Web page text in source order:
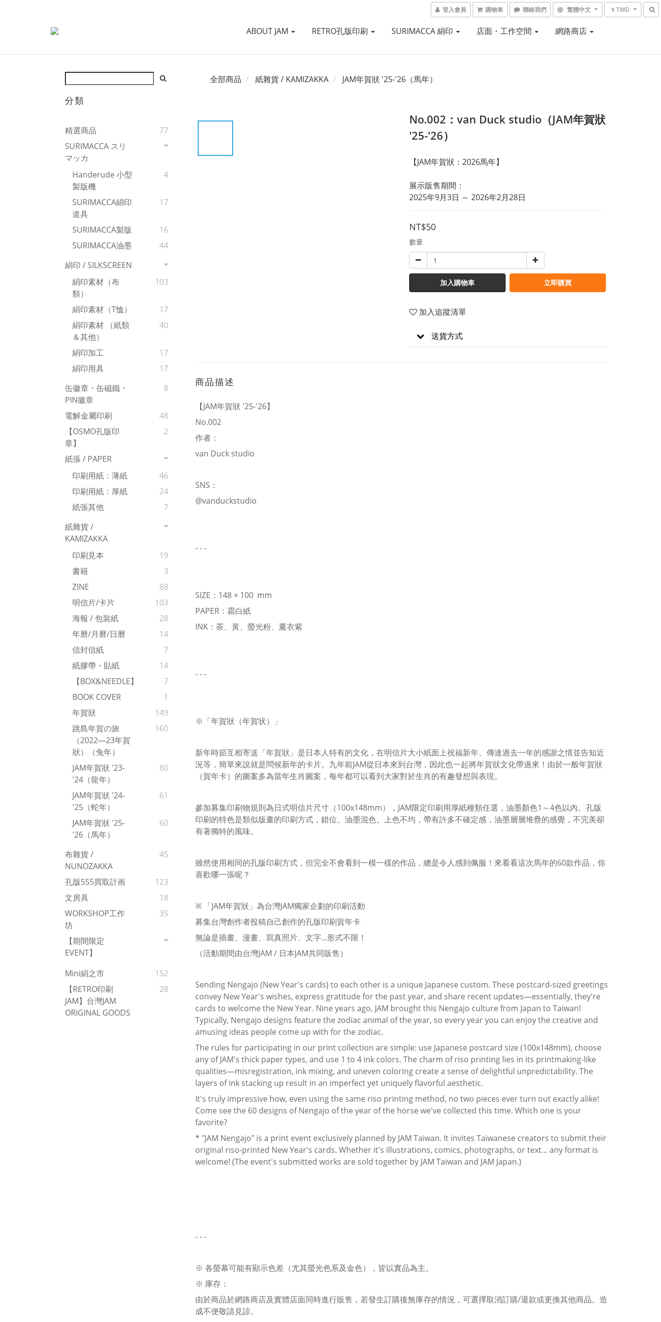
登入會員 購物車 聯絡我們 繁體中文 $ TWD
ABOUT JAM RETRO孔版印刷 SURIMACCA 絹印 店面・工作空間 網路商店
分類
精選商品
77
SURIMACCA スリ
マッカ
Handerude 小型
製版機
4
SURIMACCA絹印
道具
17
SURIMACCA製版
16
SURIMACCA油墨
44
絹印 / SILKSCREEN
絹印素材（布
類）
103
絹印素材（T恤）
17
絹印素材 （紙類
＆其他）
40
絹印加工
17
絹印用具
17
缶徽章・缶磁鐵・
PIN徽章
8
電解金屬印刷
48
【OSMO孔版印
章】
2
紙張 / PAPER
印刷用紙：薄紙
46
印刷用紙：厚紙
24
紙張其他
7
紙雜貨 /
KAMIZAKKA
印刷見本
19
書籍
3
ZINE
88
明信片/卡片
103
海報 / 包裝紙
28
年曆/月曆/日曆
14
信封信紙
7
紙膠帶・貼紙
14
【BOX&NEEDLE】
7
BOOK COVER
1
年賀狀
149
跳島年賀の旅
（2022—23年賀
狀）（兔年）
160
JAM年賀狀 '23-
'24（龍年）
80
JAM年賀狀 '24-
'25（蛇年）
61
JAM年賀狀 '25-
'26（馬年）
60
布雜貨 /
NUNOZAKKA
45
孔版555買取計画
123
文房具
18
WORKSHOP工作
坊
35
【期間限定
EVENT】
Mini絹之市
152
【RETRO印刷
JAM】台灣JAM
ORIGINAL GOODS
28
全部商品 紙雜貨 / KAMIZAKKA JAM年賀狀 '25-'26（馬年）
No.002：van Duck studio（JAM年賀狀
'25-'26）
【JAM年賀狀：2026馬年】
展示販售期間：
2025年9月3日 ～ 2026年2月28日
NT$50
數量
加入購物車 立即購買
加入追蹤清單
送貨方式
商品描述
【JAM年賀狀 '25-'26】
No.002
作者：
van Duck studio
SNS：
@vanduckstudio
- - -
SIZE：148 × 100 mm
PAPER：霜白紙
INK：茶、黃、螢光粉、薰衣紫
- - -
※「年賀狀（年賀状）」
新年時節互相寄送「年賀狀」是日本人特有的文化，在明信片大小紙面上祝福新年、傳達過去一年的感謝之情並告知近
況等，簡單來說就是問候新年的卡片。九年前JAM從日本來到台灣，因此也一起將年賀狀文化帶過來！由於一般年賀狀
（賀年卡）的圖案多為當年生肖圖案，每年都可以看到大家對於生肖的有趣發想與表現。
參加募集印刷物規則為日式明信片尺寸（100x148mm），JAM限定印刷用厚紙種類任選，油墨顏色1～4色以內。孔版
印刷的特色是類似版畫的印刷方式，錯位、油墨混色、上色不均，帶有許多不確定感，油墨層層堆疊的感覺，不完美卻
有著獨特的風味。
雖然使用相同的孔版印刷方式，但完全不會看到一模一樣的作品，總是令人感到佩服！來看看這次馬年的60款作品，你
喜歡哪一張呢？
※ 「JAM年賀狀」為台灣JAM獨家企劃的印刷活動
募集台灣創作者投稿自己創作的孔版印刷賀年卡
無論是插畫、漫畫、寫真照片、文字...形式不限！
（活動期間由台灣JAM / 日本JAM共同販售）
Sending Nengajo (New Year's cards) to each other is a unique Japanese custom. These postcard-sized greetings
convey New Year's wishes, express gratitude for the past year, and share recent updates—essentially, they're
cards to welcome the New Year. Nine years ago, JAM brought this Nengajo culture from Japan to Taiwan!
Typically, Nengajo designs feature the zodiac animal of the year, so every year you can enjoy the creative and
amusing ideas people come up with for the zodiac.
The rules for participating in our print collection are simple: use Japanese postcard size (100x148mm), choose
any of JAM's thick paper types, and use 1 to 4 ink colors. The charm of riso printing lies in its printmaking-like
qualities—misregistration, ink mixing, and uneven coloring create a sense of delightful unpredictability. The
layers of ink stacking up result in an imperfect yet uniquely flavorful aesthetic.
It's truly impressive how, even using the same riso printing method, no two pieces ever turn out exactly alike!
Come see the 60 designs of Nengajo of the year of the horse we've collected this time. Which one is your
favorite?
* "JAM Nengajo" is a print event exclusively planned by JAM Taiwan. It invites Taiwanese creators to submit their
original riso-printed New Year's cards. Whether it's illustrations, comics, photographs, or text... any format is
welcome! (The event's submitted works are sold together by JAM Taiwan and JAM Japan.)
- - -
※ 各螢幕可能有顯示色差（尤其螢光色系及金色），皆以實品為主。
※ 庫存：
由於商品於網路商店及實體店面同時進行販售，若發生訂購後無庫存的情況，可選擇取消訂購/退款或更換其他商品。造
成不便敬請見諒。